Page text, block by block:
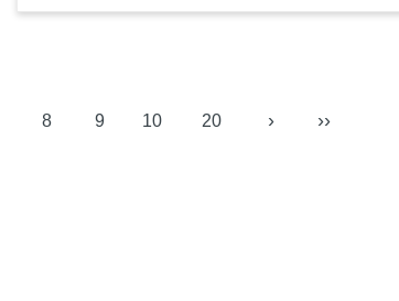
8 9 10 20 › ››